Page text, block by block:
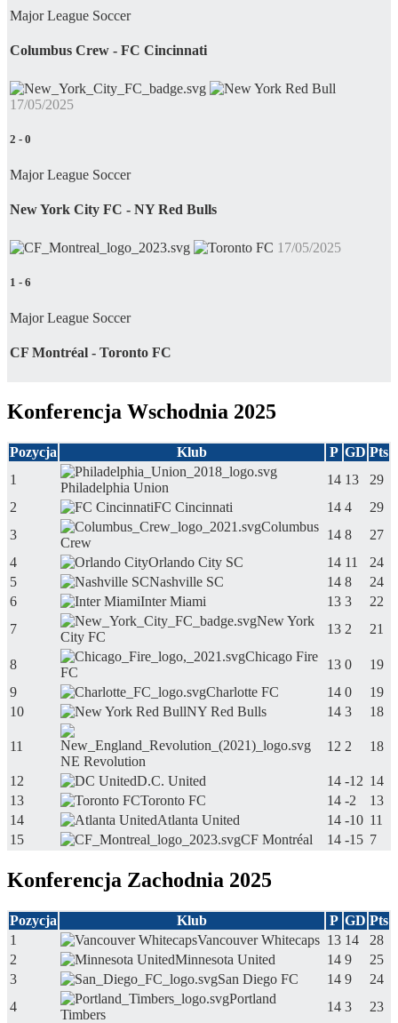
Major League Soccer
Columbus Crew - FC Cincinnati
17/05/2025
2 - 0
Major League Soccer
New York City FC - NY Red Bulls
17/05/2025
1 - 6
Major League Soccer
CF Montréal - Toronto FC
Konferencja Wschodnia 2025
Pozycja Klub P GD Pts
1
Philadelphia Union
14 13
29
2
FC Cincinnati 14 4
29
3
Columbus
Crew
14 8
27
4
Orlando City SC 14 11
24
5
Nashville SC 14 8
24
6
Inter Miami 13 3
22
7
New York
City FC
13 2 21
8
Chicago Fire
FC
13 0
19
9
Charlotte FC 14 0
19
10
NY Red Bulls 14 3 18
11
NE Revolution
12 2 18
12 D.C. United 14 -12 14
13
Toronto FC 14 -2
13
14
Atlanta United 14 -10 11
15
CF Montréal 14 -15 7
Konferencja Zachodnia 2025
Pozycja Klub P GD Pts
1
Vancouver Whitecaps 13 14
28
2
Minnesota United 14 9
25
3
San Diego FC 14 9
24
4
Portland
Timbers
14 3
23